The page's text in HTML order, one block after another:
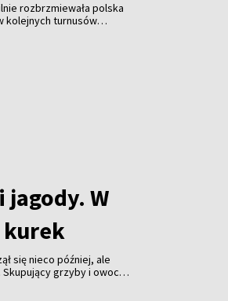
rozbrzmiewała polska
kolejnych turnusów
jagody. W
kurek
się nieco później, ale
grzyby i owoce